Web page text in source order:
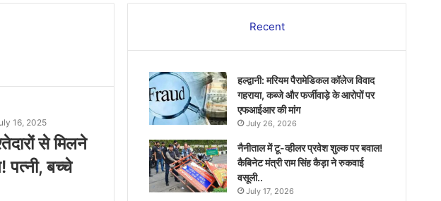
16, 2025
से मिलने
पत्नी, बच्चे
Recent
हल्द्वानी: मरियम पैरामेडिकल कॉलेज विवाद
गहराया, कब्जे और फर्जीवाड़े के आरोपों पर
एफआईआर की मांग
July 26, 2026
नैनीताल में टू-व्हीलर प्रवेश शुल्क पर बवाल!
कैबिनेट मंत्री राम सिंह कैड़ा ने रुकवाई
वसूली..
July 17, 2026